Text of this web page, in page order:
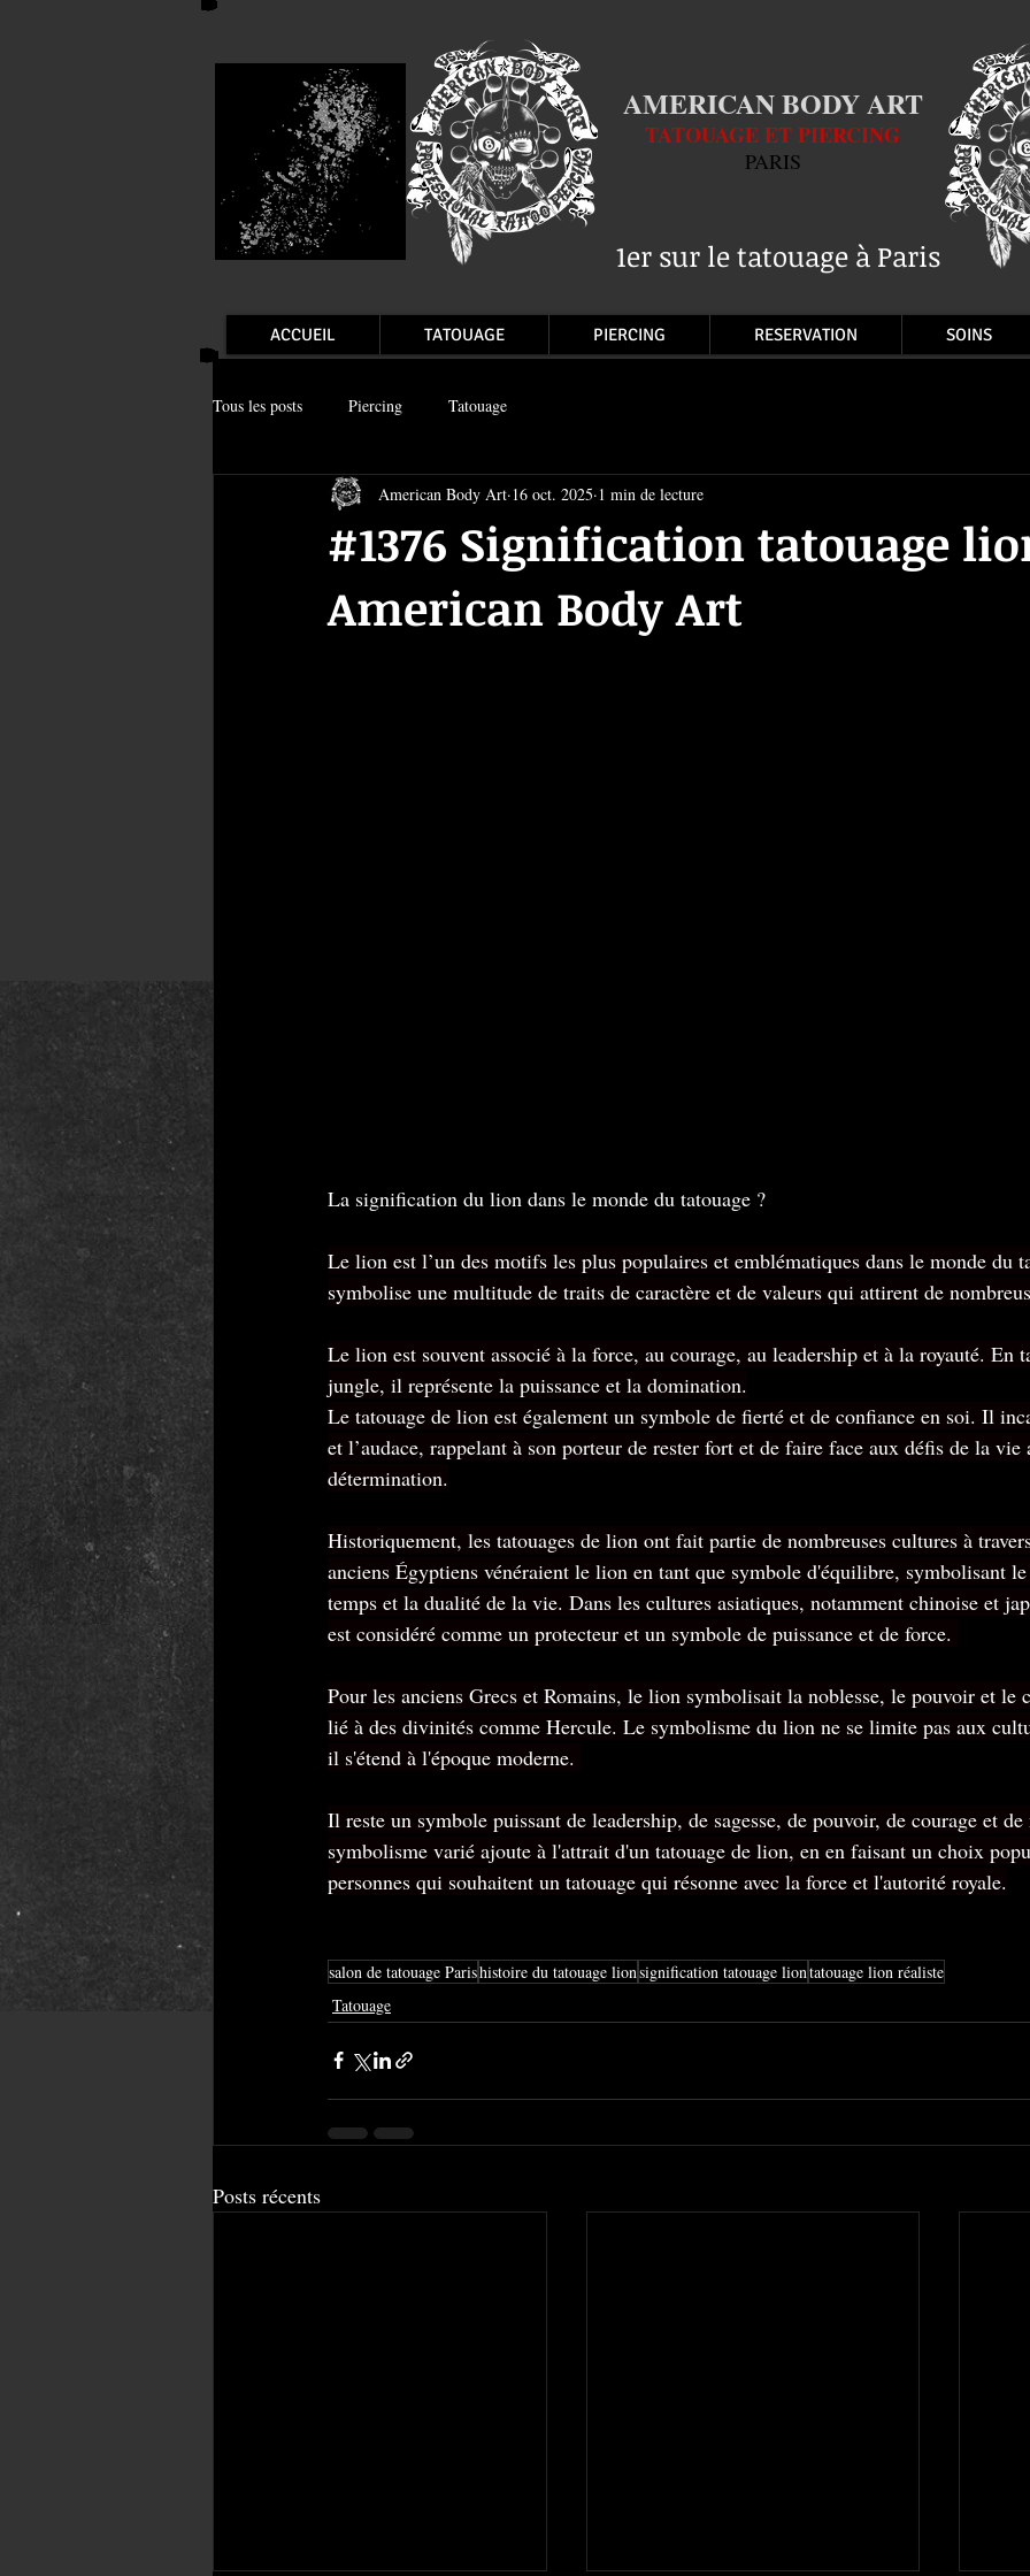
AMERICAN BODY ART
TATOUAGE ET PIERCING
PARIS
1er sur le tatouage à Paris
ACCUEIL TATOUAGE PIERCING RESERVATION SOINS
Tous les posts Piercing Tatouage
#1376 Signification tatouage
American Body Art
American Body Art 16 oct. 2025 1 min de lecture
La signification du lion dans le monde du tatouage ?
Le lion est l’un des motifs les plus populaires et emblématiques dans le monde du
symbolise une multitude de traits de caractère et de valeurs qui attirent de
Le lion est souvent associé à la force, au courage, au leadership et à la royauté. En
jungle, il représente la puissance et la domination.
Le tatouage de lion est également un symbole de fierté et de confiance en soi. Il
et l’audace, rappelant à son porteur de rester fort et de faire face aux défis de la vie
détermination.
Historiquement, les tatouages de lion ont fait partie de nombreuses cultures à
anciens Égyptiens vénéraient le lion en tant que symbole d'équilibre, symbolisant
temps et la dualité de la vie. Dans les cultures asiatiques, notamment chinoise et
est considéré comme un protecteur et un symbole de puissance et de force.
Pour les anciens Grecs et Romains, le lion symbolisait la noblesse, le pouvoir et le
lié à des divinités comme Hercule. Le symbolisme du lion ne se limite pas aux
il s'étend à l'époque moderne.
Il reste un symbole puissant de leadership, de sagesse, de pouvoir, de courage et
symbolisme varié ajoute à l'attrait d'un tatouage de lion, en en faisant un choix
personnes qui souhaitent un tatouage qui résonne avec la force et l'autorité royale.
salon de tatouage Parishistoire du tatouage lionsignification tatouage liontatouage lion réaliste
Tatouage
Posts récents